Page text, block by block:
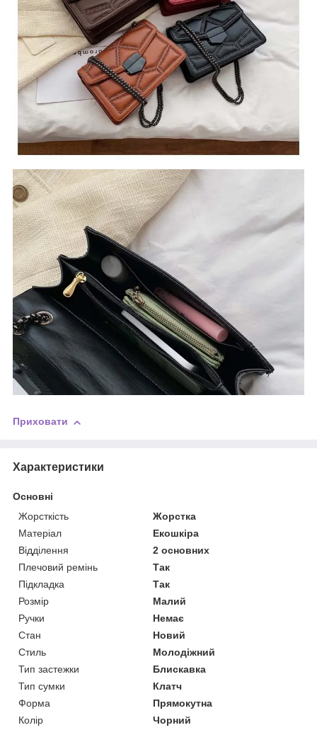
Приховати
Характеристики
Основні
Жорсткість
Жорстка
Матеріал
Екошкіра
Відділення
2 основних
Плечовий ремінь
Так
Підкладка
Так
Розмір
Малий
Ручки
Немає
Стан
Новий
Стиль
Молодіжний
Тип застежки
Блискавка
Тип сумки
Клатч
Форма
Прямокутна
Колір
Чорний